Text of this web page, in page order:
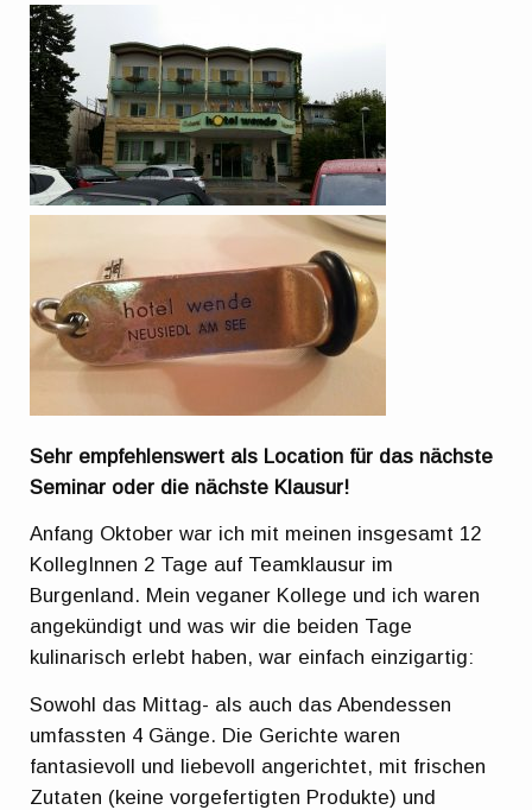
Sehr empfehlenswert als Location für das nächste
Seminar oder die nächste Klausur!
Anfang Oktober war ich mit meinen insgesamt 12
KollegInnen 2 Tage auf Teamklausur im
Burgenland. Mein veganer Kollege und ich waren
angekündigt und was wir die beiden Tage
kulinarisch erlebt haben, war einfach einzigartig:
Sowohl das Mittag- als auch das Abendessen
umfassten 4 Gänge. Die Gerichte waren
fantasievoll und liebevoll angerichtet, mit frischen
Zutaten (keine vorgefertigten Produkte) und